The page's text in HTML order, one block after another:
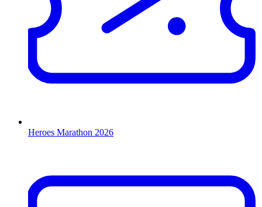
Heroes Marathon 2026